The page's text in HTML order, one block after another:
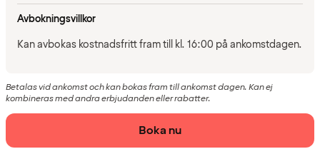
Avbokningsvillkor
Kan avbokas kostnadsfritt fram till kl. 16:00 på ankomstdagen.
Betalas vid ankomst och kan bokas fram till ankomst dagen. Kan ej
kombineras med andra erbjudanden eller rabatter.
Boka nu